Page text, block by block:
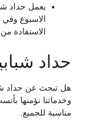
يعمل حداد
الاسبوع
الاستفادة
حداد
هل تبحث عن حداد
وخدماتنا نؤمنها
مناسبة للجميع.